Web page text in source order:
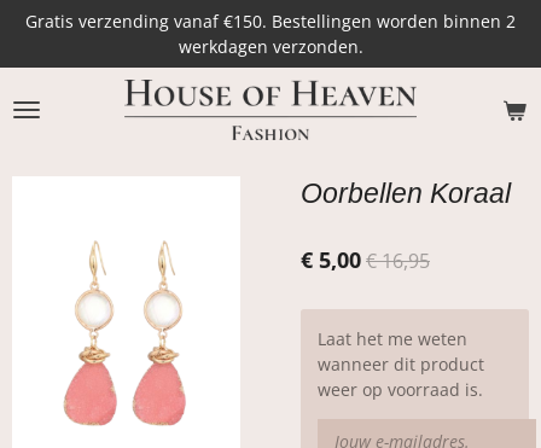
Ga
naar
de
hoofdinhoud
Gratis verzending vanaf €150. Bestellingen worden binnen 2
werkdagen verzonden.
Oorbellen Koraal
€ 5,00€ 16,95
Laat het me weten
wanneer dit product
weer op voorraad is.